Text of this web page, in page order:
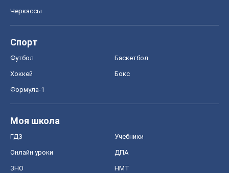
Черкассы
Спорт
Футбол Баскетбол
Хоккей Бокс
Формула-1
Моя школа
ГДЗ Учебники
Онлайн уроки ДПА
ЗНО НМТ